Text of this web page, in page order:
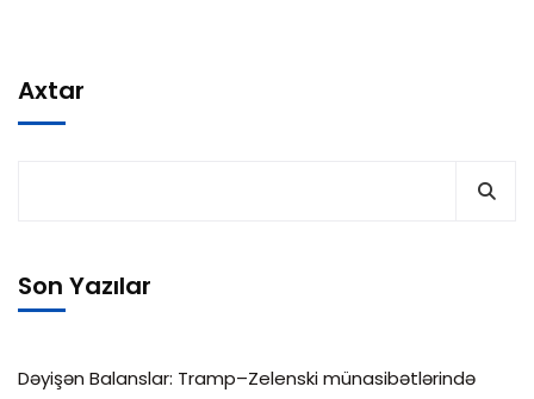
Axtar
Son Yazılar
Dəyişən Balanslar: Tramp–Zelenski münasibətlərində